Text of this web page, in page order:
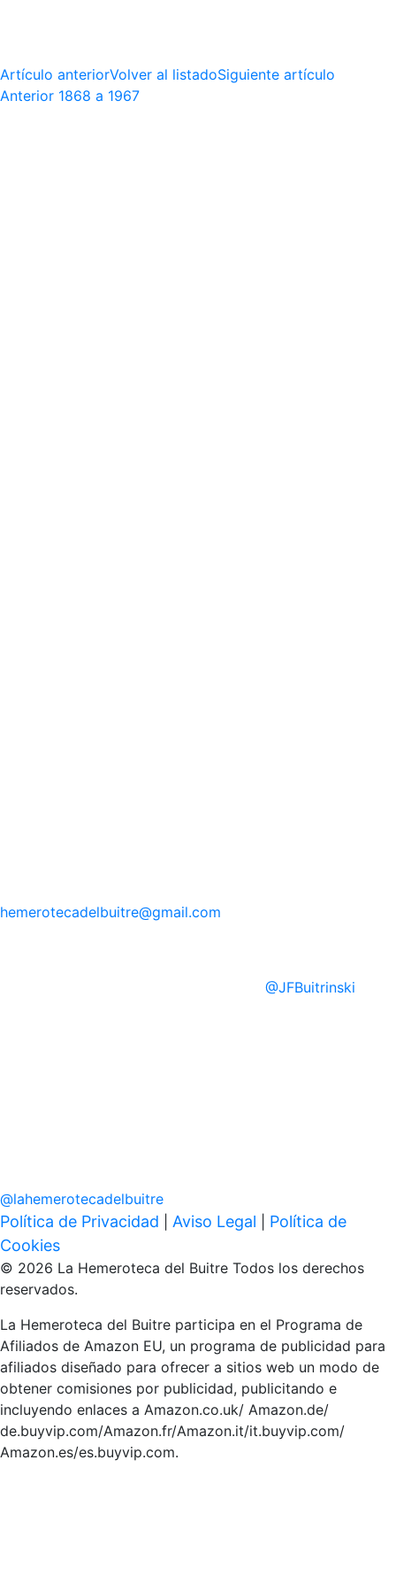
Artículo anteriorVolver al listadoSiguiente artículo
Anterior 1868 a 1967
hemerotecadelbuitre@gmail.com
@JFBuitrinski
@lahemerotecadelbuitre
Política de Privacidad Aviso Legal
Política de
Cookies
© 2026 La Hemeroteca del Buitre Todos los derechos
reservados.
La Hemeroteca del Buitre participa en el Programa de
Afiliados de Amazon EU, un programa de publicidad para
afiliados diseñado para ofrecer a sitios web un modo de
obtener comisiones por publicidad, publicitando e
incluyendo enlaces a Amazon.co.uk/ Amazon.de/
de.buyvip.com/Amazon.fr/Amazon.it/it.buyvip.com/
Amazon.es/es.buyvip.com.